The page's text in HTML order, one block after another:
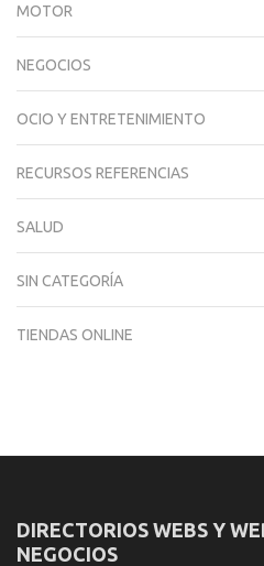
MOTOR
NEGOCIOS
OCIO Y ENTRETENIMIENTO
RECURSOS REFERENCIAS
SALUD
SIN CATEGORÍA
TIENDAS ONLINE
DIRECTORIOS WEBS Y
NEGOCIOS